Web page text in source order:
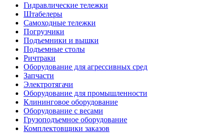
Гидравлические тележки
Штабелеры
Самоходные тележки
Погрузчики
Подъемники и вышки
Подъемные столы
Ричтраки
Оборудование для агрессивных сред
Запчасти
Электротягачи
Оборудование для промышленности
Клининговое оборудование
Оборудование с весами
Грузоподъемное оборудование
Комплектовщики заказов